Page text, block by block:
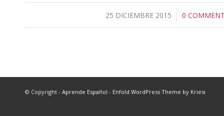
25 DICIEMBRE 2015
/ 0 /
© Copyright - Aprende Español - Enfold WordPress Theme by Kriesi